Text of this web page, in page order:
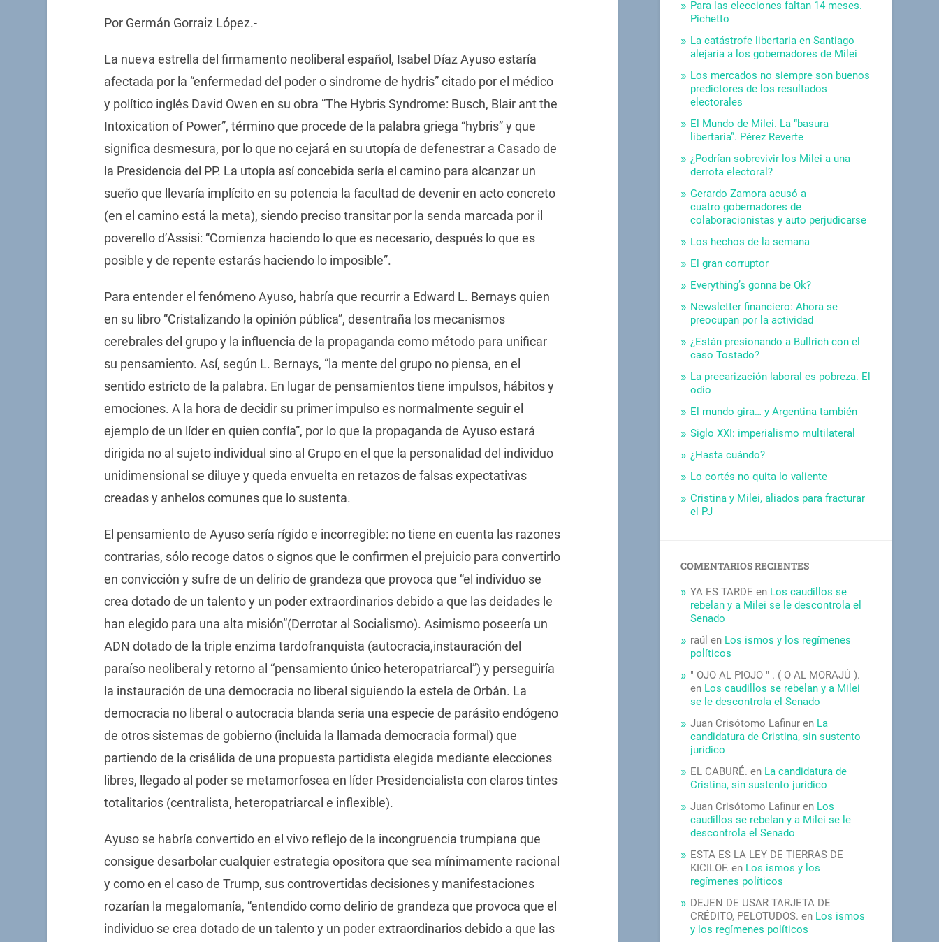
Por Germán Gorraiz López.-
La nueva estrella del firmamento neoliberal español, Isabel Díaz Ayuso estaría
afectada por la “enfermedad del poder o sindrome de hydris” citado por el médico
y político inglés David Owen en su obra “The Hybris Syndrome: Busch, Blair ant the
Intoxication of Power”, término que procede de la palabra griega “hybris” y que
significa desmesura, por lo que no cejará en su utopía de defenestrar a Casado de
la Presidencia del PP. La utopía así concebida sería el camino para alcanzar un
sueño que llevaría implícito en su potencia la facultad de devenir en acto concreto
(en el camino está la meta), siendo preciso transitar por la senda marcada por il
poverello d’Assisi: “Comienza haciendo lo que es necesario, después lo que es
posible y de repente estarás haciendo lo imposible”.
Para entender el fenómeno Ayuso, habría que recurrir a Edward L. Bernays quien
en su libro “Cristalizando la opinión pública”, desentraña los mecanismos
cerebrales del grupo y la influencia de la propaganda como método para unificar
su pensamiento. Así, según L. Bernays, “la mente del grupo no piensa, en el
sentido estricto de la palabra. En lugar de pensamientos tiene impulsos, hábitos y
emociones. A la hora de decidir su primer impulso es normalmente seguir el
ejemplo de un líder en quien confía”, por lo que la propaganda de Ayuso estará
dirigida no al sujeto individual sino al Grupo en el que la personalidad del individuo
unidimensional se diluye y queda envuelta en retazos de falsas expectativas
creadas y anhelos comunes que lo sustenta.
El pensamiento de Ayuso sería rígido e incorregible: no tiene en cuenta las razones
contrarias, sólo recoge datos o signos que le confirmen el prejuicio para convertirlo
en convicción y sufre de un delirio de grandeza que provoca que “el individuo se
crea dotado de un talento y un poder extraordinarios debido a que las deidades le
han elegido para una alta misión”(Derrotar al Socialismo). Asimismo poseería un
ADN dotado de la triple enzima tardofranquista (autocracia,instauración del
paraíso neoliberal y retorno al “pensamiento único heteropatriarcal”) y perseguiría
la instauración de una democracia no liberal siguiendo la estela de Orbán. La
democracia no liberal o autocracia blanda seria una especie de parásito endógeno
de otros sistemas de gobierno (incluida la llamada democracia formal) que
partiendo de la crisálida de una propuesta partidista elegida mediante elecciones
libres, llegado al poder se metamorfosea en líder Presidencialista con claros tintes
totalitarios (centralista, heteropatriarcal e inflexible).
Ayuso se habría convertido en el vivo reflejo de la incongruencia trumpiana que
consigue desarbolar cualquier estrategia opositora que sea mínimamente racional
y como en el caso de Trump, sus controvertidas decisiones y manifestaciones
rozarían la megalomanía, “entendido como delirio de grandeza que provoca que el
individuo se crea dotado de un talento y un poder extraordinarios debido a que las
Para las elecciones faltan 14 meses.
Pichetto
La catástrofe libertaria en Santiago
alejaría a los gobernadores de Milei
Los mercados no siempre son buenos
predictores de los resultados
electorales
El Mundo de Milei. La “basura
libertaria”. Pérez Reverte
¿Podrían sobrevivir los Milei a una
derrota electoral?
Gerardo Zamora acusó a
cuatro gobernadores de
colaboracionistas y auto perjudicarse
Los hechos de la semana
El gran corruptor
Everything’s gonna be Ok?
Newsletter financiero: Ahora se
preocupan por la actividad
¿Están presionando a Bullrich con el
caso Tostado?
La precarización laboral es pobreza. El
odio
El mundo gira… y Argentina también
Siglo XXI: imperialismo multilateral
¿Hasta cuándo?
Lo cortés no quita lo valiente
Cristina y Milei, aliados para fracturar
el PJ
COMENTARIOS RECIENTES
YA ES TARDE en Los caudillos se
rebelan y a Milei se le descontrola el
Senado
raúl en Los ismos y los regímenes
políticos
" OJO AL PIOJO " . ( O AL MORAJÚ ).
en Los caudillos se rebelan y a Milei
se le descontrola el Senado
Juan Crisótomo Lafinur en La
candidatura de Cristina, sin sustento
jurídico
EL CABURÉ. en La candidatura de
Cristina, sin sustento jurídico
Juan Crisótomo Lafinur en Los
caudillos se rebelan y a Milei se le
descontrola el Senado
ESTA ES LA LEY DE TIERRAS DE
KICILOF. en Los ismos y los
regímenes políticos
DEJEN DE USAR TARJETA DE
CRÉDITO, PELOTUDOS. en Los ismos
y los regímenes políticos